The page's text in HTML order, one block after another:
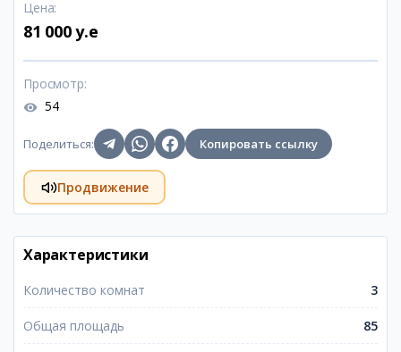
Цена:
81 000 y.e
Просмотр:
54
Поделиться: Копировать ссылку
Продвижение
Характеристики
Количество комнат 3
Общая площадь 85